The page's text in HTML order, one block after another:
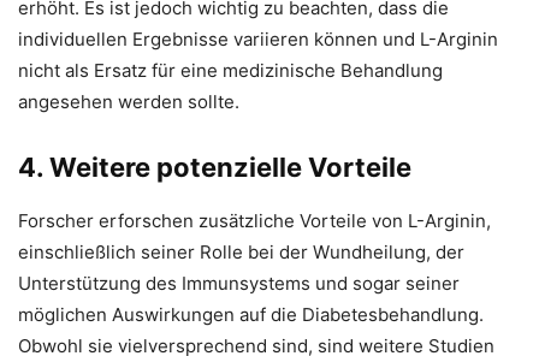
erhöht. Es ist jedoch wichtig zu beachten, dass die
individuellen Ergebnisse variieren können und L-Arginin
nicht als Ersatz für eine medizinische Behandlung
angesehen werden sollte.
4. Weitere potenzielle Vorteile
Forscher erforschen zusätzliche Vorteile von L-Arginin,
einschließlich seiner Rolle bei der Wundheilung, der
Unterstützung des Immunsystems und sogar seiner
möglichen Auswirkungen auf die Diabetesbehandlung.
Obwohl sie vielversprechend sind, sind weitere Studien